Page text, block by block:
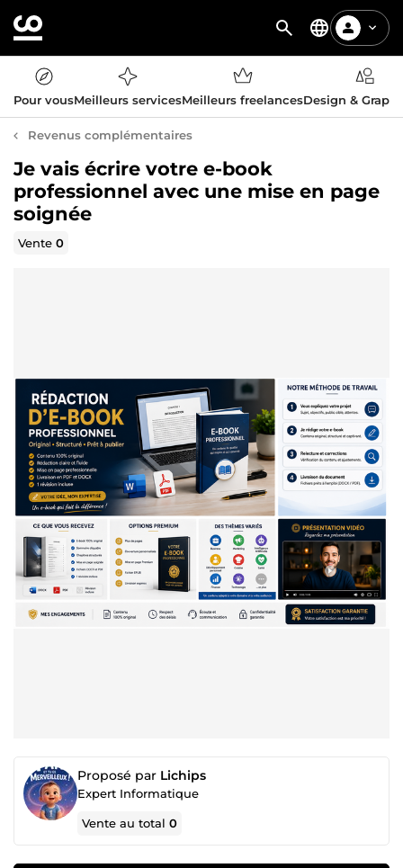
Pour vousMeilleurs servicesMeilleurs freelancesDesign &
Revenus complémentaires
Je vais écrire votre e-book
professionnel avec une mise en page
soignée
Vente0
Proposé par Lichips
Expert Informatique
Vente au total0